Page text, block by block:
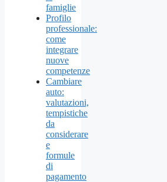
famiglie
Profilo
professionale:
come
integrare
nuove
competenze
Cambiare
auto:
valutazioni,
tempistiche
da
considerare
e
formule
di
pagamento